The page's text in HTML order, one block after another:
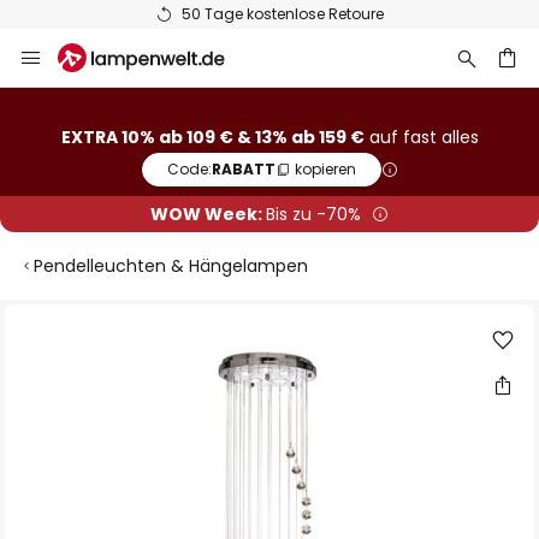
50 Tage kostenlose Retoure
Inhalt
EXTRA 10% ab 109 € & 13% ab 159 €auf fast alles
Code:RABATT kopieren
WOW Week:Bis zu -70%
Pendelleuchten & Hängelampen